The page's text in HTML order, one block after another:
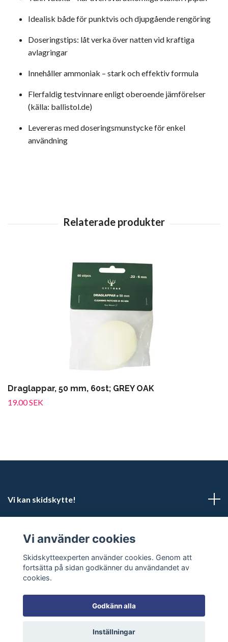
Idealisk både för punktvis och djupgående rengöring
Doseringstips: låt verka över natten vid kraftiga
avlagringar
Innehåller ammoniak – stark och effektiv formula
Flerfaldig testvinnare enligt oberoende jämförelser
(källa: ballistol.de)
Levereras med doseringsmunstycke för enkel
användning
Draglappar, 50 mm, 60st; GREY OAK
19.00 SEK
Vi kan skidskytte!
Sociala medier
© 2026 Skidskytteexperten
Vi använder cookies
Skidskytteexperten använder cookies. Genom att
fortsätta på sidan godkänner du användandet av
cookies.
Godkänn alla
Inställningar